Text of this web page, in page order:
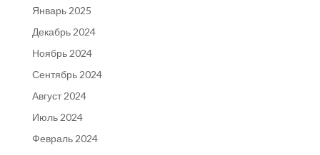
Январь 2025
Декабрь 2024
Ноябрь 2024
Сентябрь 2024
Август 2024
Июль 2024
Февраль 2024